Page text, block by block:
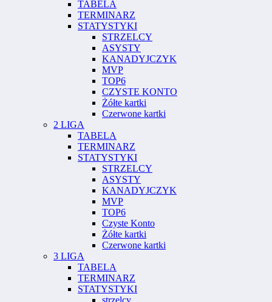
TABELA
TERMINARZ
STATYSTYKI
STRZELCY
ASYSTY
KANADYJCZYK
MVP
TOP6
CZYSTE KONTO
Żółte kartki
Czerwone kartki
2 LIGA
TABELA
TERMINARZ
STATYSTYKI
STRZELCY
ASYSTY
KANADYJCZYK
MVP
TOP6
Czyste Konto
Żółte kartki
Czerwone kartki
3 LIGA
TABELA
TERMINARZ
STATYSTYKI
strzelcy